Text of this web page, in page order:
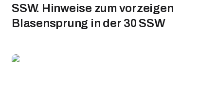
SSW. Hinweise zum vorzeigen
Blasensprung in der 30 SSW